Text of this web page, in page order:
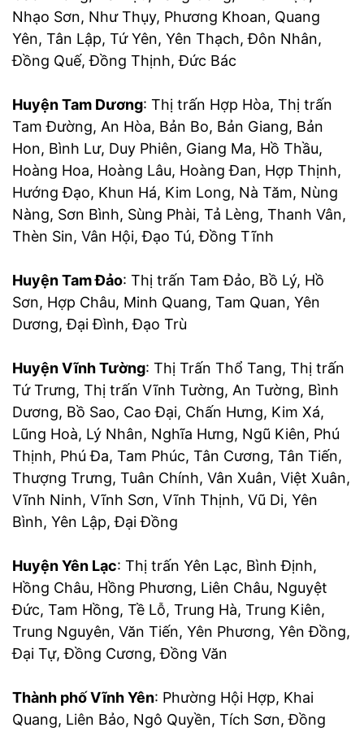
Nhạo Sơn, Như Thụy, Phương Khoan, Quang
Yên, Tân Lập, Tứ Yên, Yên Thạch, Đôn Nhân,
Đồng Quế, Đồng Thịnh, Đức Bác
Huyện Tam Dương: Thị trấn Hợp Hòa, Thị trấn
Tam Đường, An Hòa, Bản Bo, Bản Giang, Bản
Hon, Bình Lư, Duy Phiên, Giang Ma, Hồ Thầu,
Hoàng Hoa, Hoàng Lâu, Hoàng Đan, Hợp Thịnh,
Hướng Đạo, Khun Há, Kim Long, Nà Tăm, Nùng
Nàng, Sơn Bình, Sùng Phài, Tả Lèng, Thanh Vân,
Thèn Sin, Vân Hội, Đạo Tú, Đồng Tĩnh
Huyện Tam Đảo: Thị trấn Tam Đảo, Bồ Lý, Hồ
Sơn, Hợp Châu, Minh Quang, Tam Quan, Yên
Dương, Đại Đình, Đạo Trù
Huyện Vĩnh Tường: Thị Trấn Thổ Tang, Thị trấn
Tứ Trưng, Thị trấn Vĩnh Tường, An Tường, Bình
Dương, Bồ Sao, Cao Đại, Chấn Hưng, Kim Xá,
Lũng Hoà, Lý Nhân, Nghĩa Hưng, Ngũ Kiên, Phú
Thịnh, Phú Đa, Tam Phúc, Tân Cương, Tân Tiến,
Thượng Trưng, Tuân Chính, Vân Xuân, Việt Xuân,
Vĩnh Ninh, Vĩnh Sơn, Vĩnh Thịnh, Vũ Di, Yên
Bình, Yên Lập, Đại Đồng
Huyện Yên Lạc: Thị trấn Yên Lạc, Bình Định,
Hồng Châu, Hồng Phương, Liên Châu, Nguyệt
Đức, Tam Hồng, Tề Lỗ, Trung Hà, Trung Kiên,
Trung Nguyên, Văn Tiến, Yên Phương, Yên Đồng,
Đại Tự, Đồng Cương, Đồng Văn
Thành phố Vĩnh Yên: Phường Hội Hợp, Khai
Quang, Liên Bảo, Ngô Quyền, Tích Sơn, Đồng